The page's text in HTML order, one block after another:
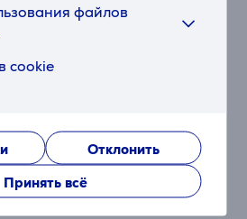
файлов
cookie
Отклонить
Принять всё
стирки.
энергии. SmartThings
умных устройств в
и сравнивать его с
Вы получите уведомление,
потребления.